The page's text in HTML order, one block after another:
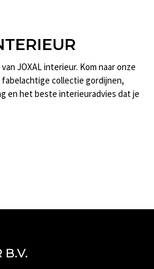
JOXAL interieur. Kom naar onze
collectie gordijnen,
en het beste interieuradvies dat je
B.V.